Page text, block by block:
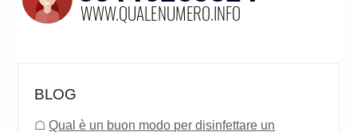
BLOG
☖Qual è un buon modo per disinfettare un